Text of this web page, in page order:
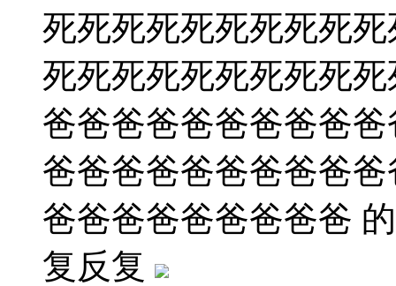
死死死死死死死死死
死死死死死死死死死
爸爸爸爸爸爸爸爸爸
爸爸爸爸爸爸爸爸爸
爸爸爸爸爸爸爸爸爸
复反复